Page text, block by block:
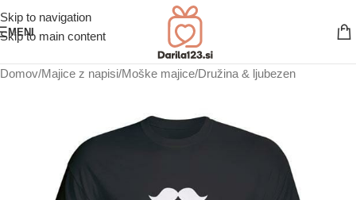
Skip to navigation
Skip to main content
MENI
Domov/Majice z napisi/Moške majice/Družina & ljubezen